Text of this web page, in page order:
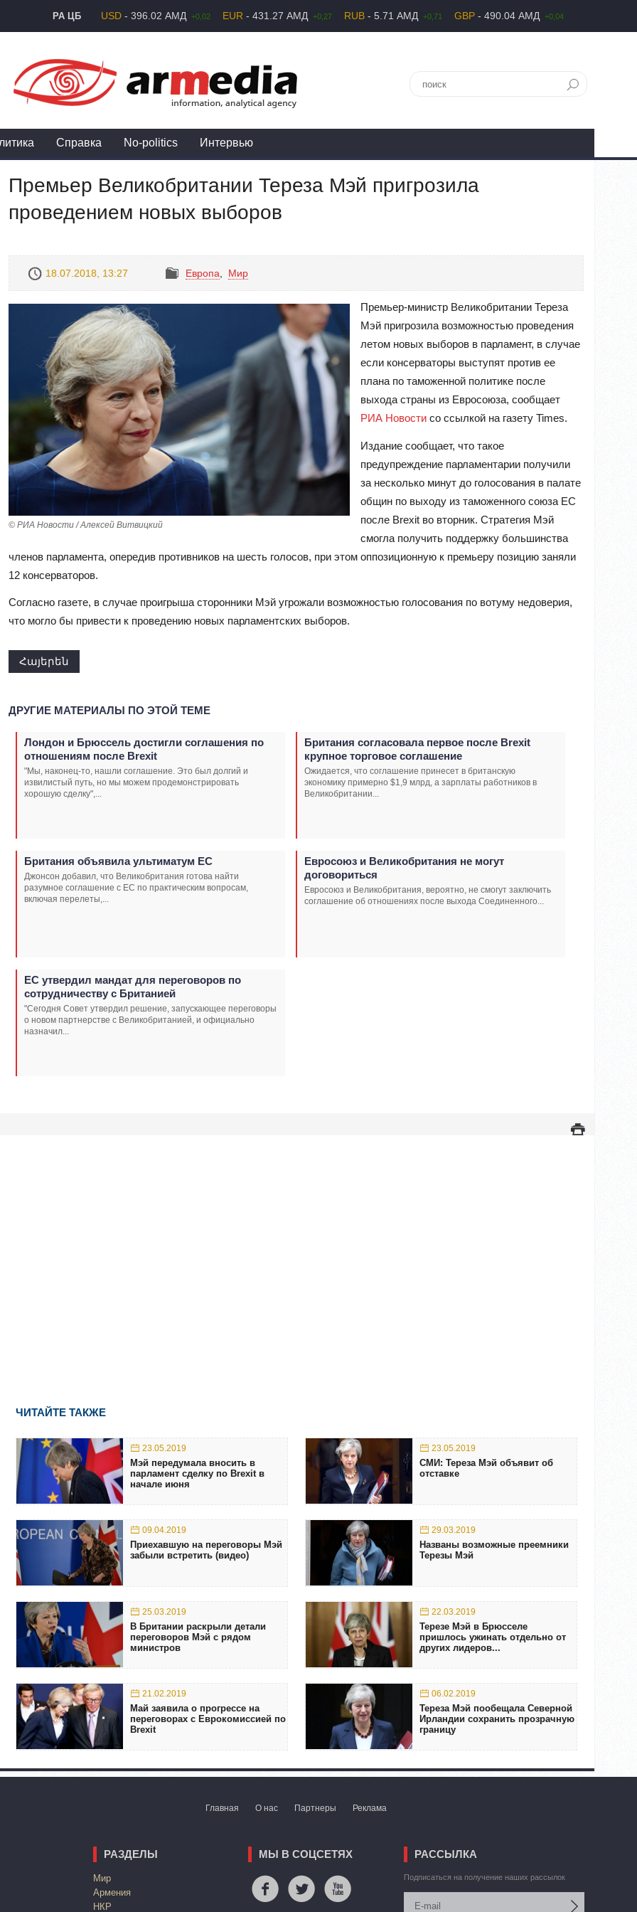
РА ЦБ USD - 396.02 АМД +0,02 EUR - 431.27 АМД +0,27 RUB - 5.71 АМД +0,71 GBP - 490.04 АМД +0,04
Справка No-politics Интервью
Премьер Великобритании Тереза Мэй пригрозила
проведением новых выборов
18.07.2018, 13:27 Европа Mир
© РИА Новости / Алексей Витвицкий
Премьер-министр Великобритании Тереза
Мэй пригрозила возможностью проведения
летом новых выборов в парламент, в случае
если консерваторы выступят против ее
плана по таможенной политике после
выхода страны из Евросоюза, сообщает
РИА Новости со ссылкой на газету Times.
Издание сообщает, что такое
предупреждение парламентарии получили
за несколько минут до голосования в палате
общин по выходу из таможенного союза ЕС
после Brexit во вторник. Стратегия Мэй
смогла получить поддержку большинства
членов парламента, опередив противников на шесть голосов, при этом оппозиционную к премьеру позицию заняли
12 консерваторов.
Согласно газете, в случае проигрыша сторонники Мэй угрожали возможностью голосования по вотуму недоверия,
что могло бы привести к проведению новых парламентских выборов.
Հայերեն
ДРУГИЕ МАТЕРИАЛЫ ПО ЭТОЙ ТЕМЕ
Лондон и Брюссель достигли соглашения по
отношениям после Brexit
"Мы, наконец-то, нашли соглашение. Это был долгий и
извилистый путь, но мы можем продемонстрировать
хорошую сделку",...
Британия согласовала первое после Brexit
крупное торговое соглашение
Ожидается, что соглашение принесет в британскую
экономику примерно $1,9 млрд, а зарплаты работников в
Великобритании...
Британия объявила ультиматум ЕС
Джонсон добавил, что Великобритания готова найти
разумное соглашение с ЕС по практическим вопросам,
включая перелеты,...
Евросоюз и Великобритания не могут
договориться
Евросоюз и Великобритания, вероятно, не смогут заключить
соглашение об отношениях после выхода Соединенного...
ЕС утвердил мандат для переговоров по
сотрудничеству с Британией
"Сегодня Совет утвердил решение, запускающее переговоры
о новом партнерстве с Великобританией, и официально
назначил...
ЧИТАЙТЕ ТАКЖЕ
23.05.2019
Мэй передумала вносить в
парламент сделку по Brexit в
начале июня
23.05.2019
СМИ: Тереза Мэй объявит об
отставке
09.04.2019
Приехавшую на переговоры Мэй
забыли встретить (видео)
29.03.2019
Названы возможные преемники
Терезы Мэй
25.03.2019
В Британии раскрыли детали
переговоров Мэй с рядом
министров
22.03.2019
Терезе Мэй в Брюсселе
пришлось ужинать отдельно от
других лидеров...
21.02.2019
Май заявила о прогрессе на
переговорах с Еврокомиссией по
Brexit
06.02.2019
Тереза Мэй пообещала Северной
Ирландии сохранить прозрачную
границу
Главная О нас Партнеры Реклама
РАЗДЕЛЫ
Mир
Армения
НКР
МЫ В СОЦСЕТЯХ РАССЫЛКА
Подписаться на получение наших рассылок